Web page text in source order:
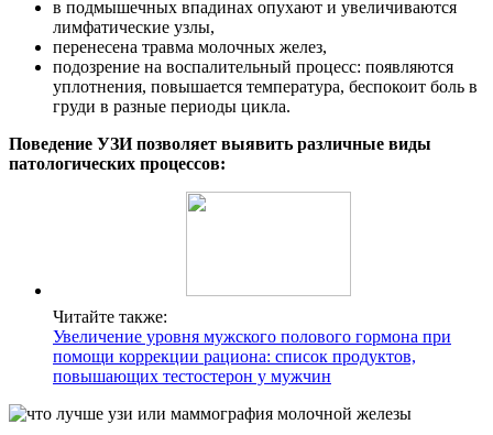
в подмышечных впадинах опухают и увеличиваются
лимфатические узлы,
перенесена травма молочных желез,
подозрение на воспалительный процесс: появляются
уплотнения, повышается температура, беспокоит боль в
груди в разные периоды цикла.
Поведение УЗИ позволяет выявить различные виды
патологических процессов:
Читайте также:
Увеличение уровня мужского полового гормона при
помощи коррекции рациона: список продуктов,
повышающих тестостерон у мужчин